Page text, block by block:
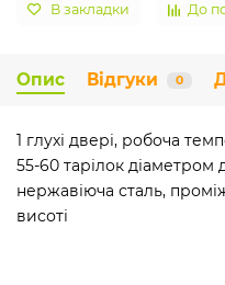
В закладки До
Опис Відгуки 0
1 глухі двері, робоча
55-60 тарілок діаметром
нержавіюча сталь,
висоті